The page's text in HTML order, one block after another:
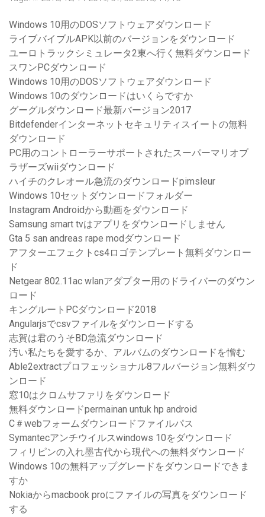
Windows 10用のDOSソフトウェアダウンロード
ライブバイブルAPK以前のバージョンをダウンロード
ユーロトラックシミュレータ2東へ行く無料ダウンロード
スワンPCダウンロード
Windows 10用のDOSソフトウェアダウンロード
Windows 10のダウンロードはいくらですか
グーグルダウンロード最新バージョン2017
Bitdefenderインターネットセキュリティスイートの無料
ダウンロード
PC用のコントローラーサポートされたスーパーマリオブ
ラザーズwiiダウンロード
ハイチのクレオール急流のダウンロードpimsleur
Windows 10セットダウンロードフォルダー
Instagram Androidから動画をダウンロード
Samsung smart tvはアプリをダウンロードしません
Gta 5 san andreas rape modダウンロード
アフターエフェクトcs4ロゴテンプレート無料ダウンロー
ド
Netgear 802.11ac wlanアダプター用のドライバーのダウン
ロード
キングルートPCダウンロード2018
Angularjsでcsvファイルをダウンロードする
志賀は君のうそBD急流ダウンロード
汚い私たちを愛するか、アルバムのダウンロードを憎む
Able2extractプロフェッショナル8フルバージョン無料ダウ
ンロード
窓10はクロムサファリをダウンロード
無料ダウンロードpermainan untuk hp android
C＃webフォームダウンロードファイルパス
Symantecアンチウイルスwindows 10をダウンロード
フィリピンの入れ墨古代から現代への無料ダウンロード
Windows 10の無料アップグレードをダウンロードできま
すか
Nokiaからmacbook proにファイルの写真をダウンロード
する